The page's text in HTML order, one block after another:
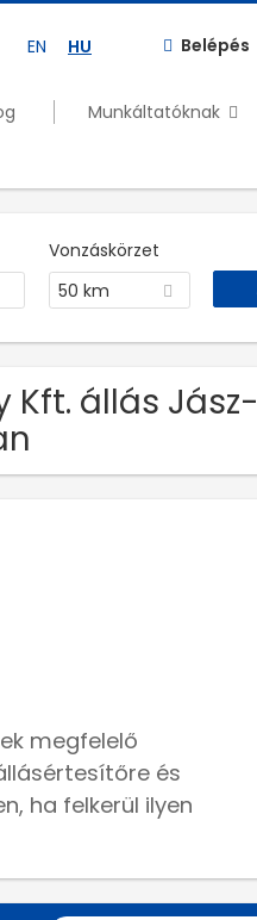
EN HU Belépés
Munkáltatóknak
Vonzáskörzet
50 km
Kft. állás Jász-
megfelelő
és
ha felkerül ilyen